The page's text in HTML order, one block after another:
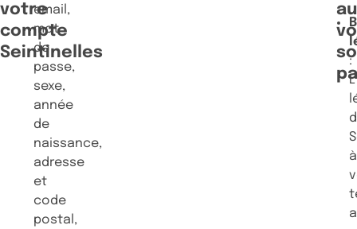
votre
compte
Seintinelles
email,
mot
de
passe,
sexe,
année
de
naissance,
adresse
et
code
postal,
:
à